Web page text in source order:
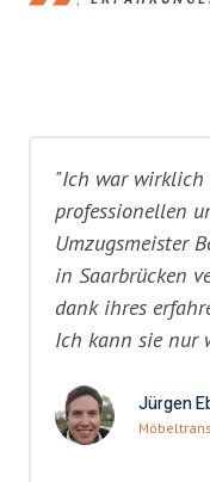
"Ich war wirklich
professionellen
Umzugsmeister
in Saarbrücken
dank ihres
Ich kann sie nur
Jürgen